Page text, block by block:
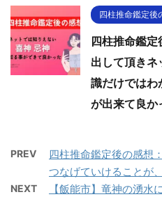
四柱推命鑑定後
四柱推命鑑
出して頂き
識だけではわ
が出来て良か
PREV
四柱推命鑑定後の感想
つなげていけることが
NEXT 【飯能市】竜神の湧水